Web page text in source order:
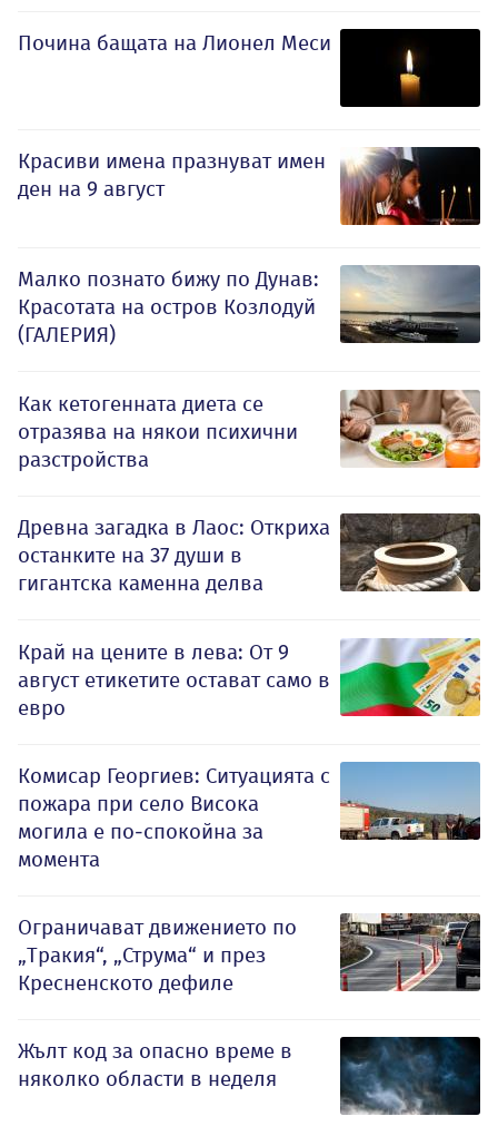
Почина бащата на Лионел Меси
Красиви имена празнуват имен
ден на 9 август
Малко познато бижу по Дунав:
Красотата на остров Козлодуй
(ГАЛЕРИЯ)
Как кетогенната диета се
отразява на някои психични
разстройства
Древна загадка в Лаос: Откриха
останките на 37 души в
гигантска каменна делва
Край на цените в лева: От 9
август етикетите остават само в
евро
Комисар Георгиев: Ситуацията с
пожара при село Висока
могила е по-спокойна за
момента
Ограничават движението по
„Тракия“, „Струма“ и през
Кресненското дефиле
Жълт код за опасно време в
няколко области в неделя